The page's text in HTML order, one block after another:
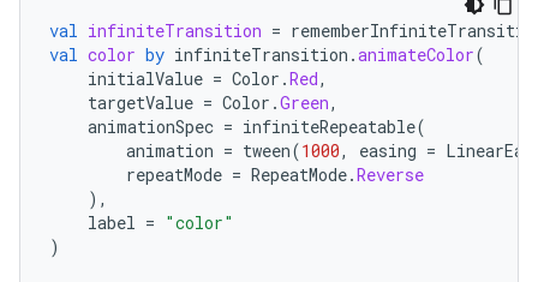
val infiniteTransition =
val color by infiniteTransition .animateColor(
initialValue = Color .Red,
targetValue = Color .Green,
animationSpec = infiniteRepeatable(
animation = tween(1000, easing =
repeatMode = RepeatMode.Reverse
),
label = "color"
)